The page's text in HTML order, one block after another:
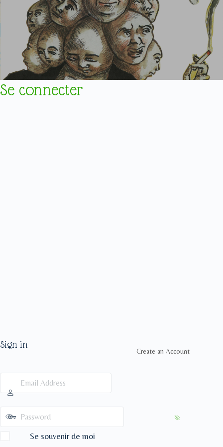
Se connecter
Sign in
Create an Account
Se souvenir de moi